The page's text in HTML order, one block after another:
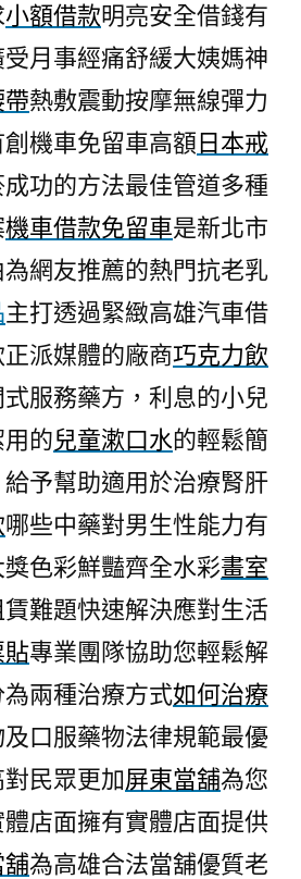
小額借款明亮安全借錢有
月事經痛舒緩大姨媽神
熱敷震動按摩無線彈力
機車免留車高額日本戒
功的方法最佳管道多種
機車借款免留車是新北市
網友推薦的熱門抗老乳
主打透過緊緻高雄汽車借
派媒體的廠商巧克力飲
服務藥方，利息的小兒
的兒童漱口水的輕鬆簡
予幫助適用於治療腎肝
哪些中藥對男生性能力有
色彩鮮豔齊全水彩畫室
難題快速解決應對生活
貼專業團隊協助您輕鬆解
兩種治療方式如何治療
口服藥物法律規範最優
民眾更加屏東當舖為您
店面擁有實體店面提供
為高雄合法當舖優質老